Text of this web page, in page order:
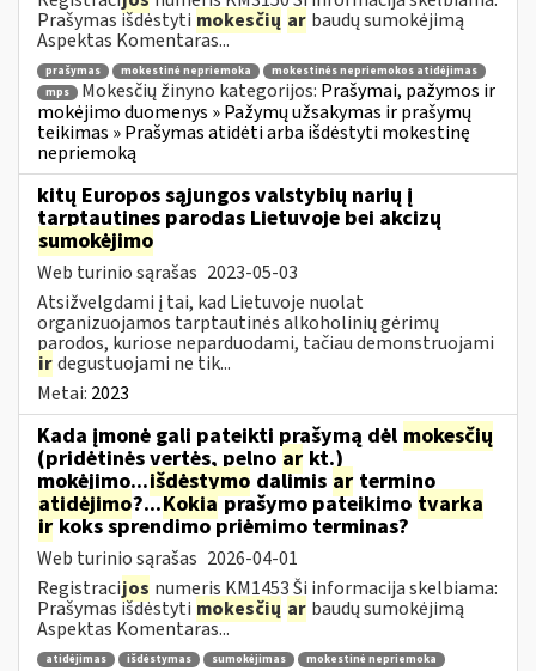
Prašymas išdėstyti mokesčių ar baudų sumokėjimą
Aspektas Komentaras...
prašymas mokestinė nepriemoka
mokestinės nepriemokos atidėjimas
mps
Mokesčių žinyno kategorijos: Prašymai, pažymos ir
mokėjimo duomenys » Pažymų užsakymas ir prašymų
teikimas » Prašymas atidėti arba išdėstyti mokestinę
nepriemoką
kitų Europos sąjungos valstybių narių į
tarptautines parodas Lietuvoje bei akcizų
sumokėjimo
Web turinio sąrašas 2023-05-03
Atsižvelgdami į tai, kad Lietuvoje nuolat
organizuojamos tarptautinės alkoholinių gėrimų
parodos, kuriose neparduodami, tačiau demonstruojami
irdegustuojami ne tik...
Metai: 2023
Kada įmonė gali pateikti prašymą dėl mokesčių
(pridėtinės vertės, pelno ar kt.)
mokėjimo...išdėstymo dalimis ar termino
atidėjimo?...Kokiaprašymo pateikimo tvarka
irkoks sprendimo priėmimo terminas?
Web turinio sąrašas 2026-04-01
Registracijos numeris KM1453 Ši informacija skelbiama:
Prašymas išdėstyti mokesčių ar baudų sumokėjimą
Aspektas Komentaras...
atidėjimas išdėstymas sumokėjimas
mokestinė nepriemoka